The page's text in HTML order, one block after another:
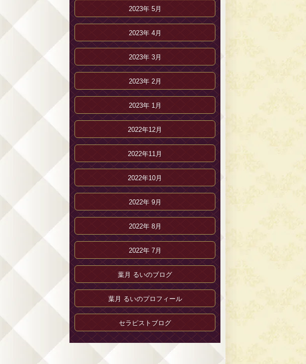
2023年 5月
2023年 4月
2023年 3月
2023年 2月
2023年 1月
2022年12月
2022年11月
2022年10月
2022年 9月
2022年 8月
2022年 7月
葉月 るいのブログ
葉月 るいのプロフィール
セラピストブログ